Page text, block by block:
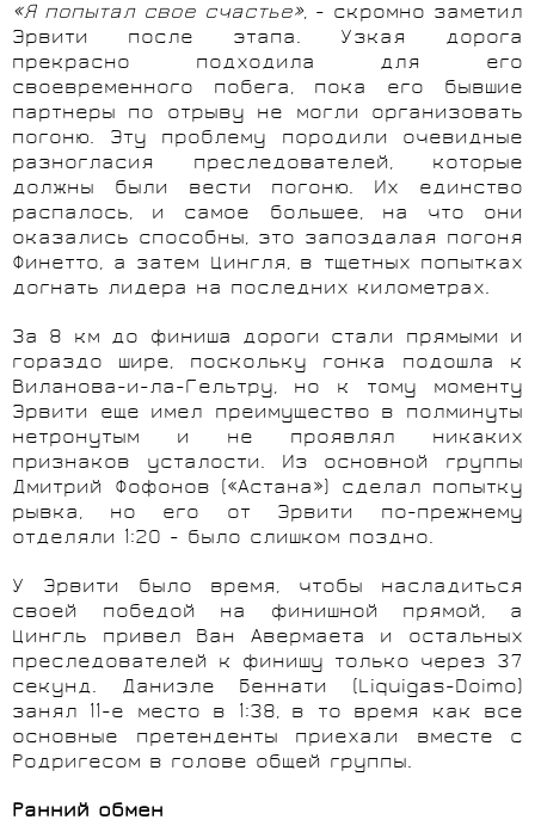
«Я попытал свое счастье», - скромно заметил
Эрвити после этапа. Узкая дорога
прекрасно подходила для его
своевременного побега, пока его бывшие
партнеры по отрыву не могли организовать
погоню. Эту проблему породили очевидные
разногласия преследователей, которые
должны были вести погоню. Их единство
распалось, и самое большее, на что они
оказались способны, это запоздалая погоня
Финетто, а затем Цингля, в тщетных попытках
догнать лидера на последних километрах.
За 8 км до финиша дороги стали прямыми и
гораздо шире, поскольку гонка подошла к
Виланова-и-ла-Гельтру, но к тому моменту
Эрвити еще имел преимущество в полминуты
нетронутым и не проявлял никаких
признаков усталости. Из основной группы
Дмитрий Фофонов («Астана») сделал попытку
рывка, но его от Эрвити по-прежнему
отделяли 1:20 - было слишком поздно.
У Эрвити было время, чтобы насладиться
своей победой на финишной прямой, а
Цингль привел Ван Авермаета и остальных
преследователей к финишу только через 37
секунд. Даниэле Беннати (Liquigas-Doimo)
занял 11-е место в 1:38, в то время как все
основные претенденты приехали вместе с
Родригесом в голове общей группы.
Ранний обмен